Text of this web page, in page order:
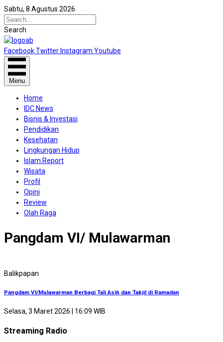
Sabtu, 8 Agustus 2026
Search
FacebookTwitter Instagram Youtube
Menu
Home
IDC News
Bisnis & Investasi
Pendidikan
Kesehatan
Lingkungan Hidup
Islam Report
Wisata
Profil
Opini
Review
Olah Raga
Pangdam VI/ Mulawarman
Balikpapan
Pangdam VI/Mulawarman Berbagi Tali Asih dan Takjil di Ramadan
Selasa, 3 Maret 2026 | 16:09 WIB
Streaming Radio